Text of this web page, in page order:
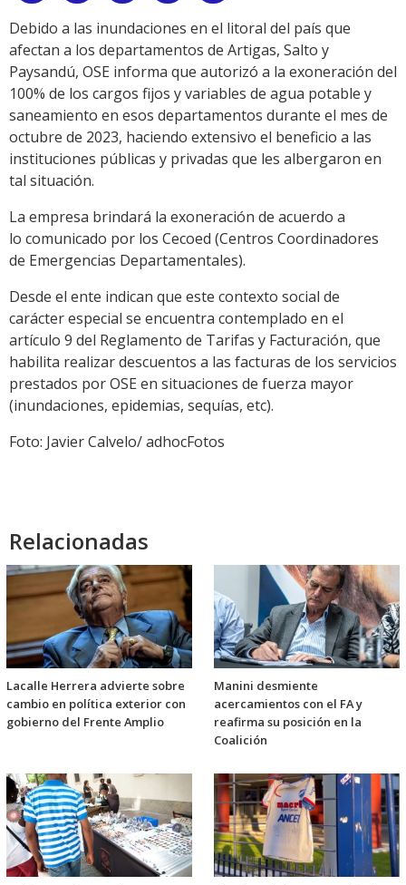
Link
Debido a las inundaciones en el litoral del país que
afectan a los departamentos de Artigas, Salto y
Paysandú, OSE informa que autorizó a la exoneración del
100% de los cargos fijos y variables de agua potable y
saneamiento en esos departamentos durante el mes de
octubre de 2023, haciendo extensivo el beneficio a las
instituciones públicas y privadas que les albergaron en
tal situación.
La empresa brindará la exoneración de acuerdo a
lo comunicado por los Cecoed (Centros Coordinadores
de Emergencias Departamentales).
Desde el ente indican que este contexto social de
carácter especial se encuentra contemplado en el
artículo 9 del Reglamento de Tarifas y Facturación, que
habilita realizar descuentos a las facturas de los servicios
prestados por OSE en situaciones de fuerza mayor
(inundaciones, epidemias, sequías, etc).
Foto: Javier Calvelo/ adhocFotos
Relacionadas
Lacalle Herrera advierte sobre
cambio en política exterior con
gobierno del Frente Amplio
Manini desmiente
acercamientos con el FA y
reafirma su posición en la
Coalición